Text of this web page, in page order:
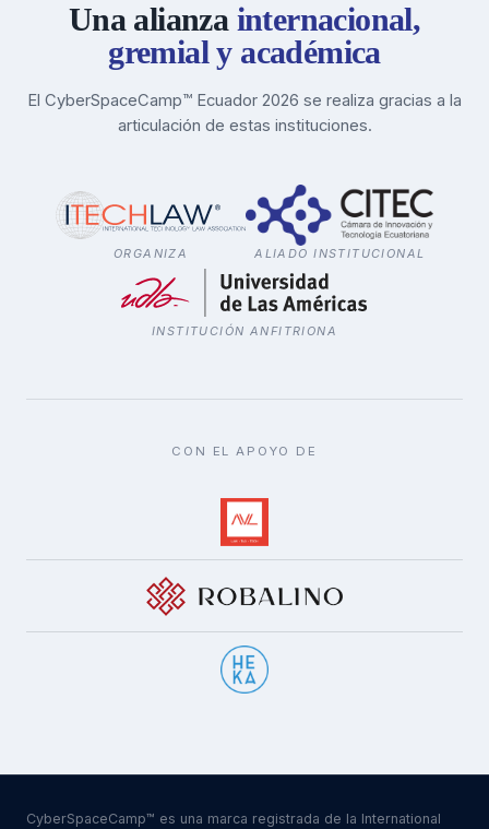
Una alianza internacional,
gremial y académica
El CyberSpaceCamp™ Ecuador 2026 se realiza gracias a la
articulación de estas instituciones.
ORGANIZA ALIADO INSTITUCIONAL
INSTITUCIÓN ANFITRIONA
CON EL APOYO DE
CyberSpaceCamp™ es una marca registrada de la International